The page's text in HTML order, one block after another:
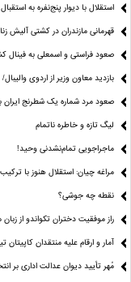
استقلال با دیوار پنج‌نفره به
قهرمانی مازندران در کشتی آلیش
صعود فراستی و اسمعلی به فینال کشتی
بازدید معاون وزیر از اردوی
صعود مرد شماره یک شطرنج ایران به رده ۲۰ جهان/ مقصودلو
لیگ تازه و خاطره ناتمام
ماجراجویی تمام‌نشدنی وحید!
مراغه چیان: استقلال هنوز با
نقطه چه جوشی؟
راز موفقیت دختران تکواندو از
آمار و ارقام علیه منتقدان کاپیتان
مُهر تأیید دیوان عدالت اداری بر